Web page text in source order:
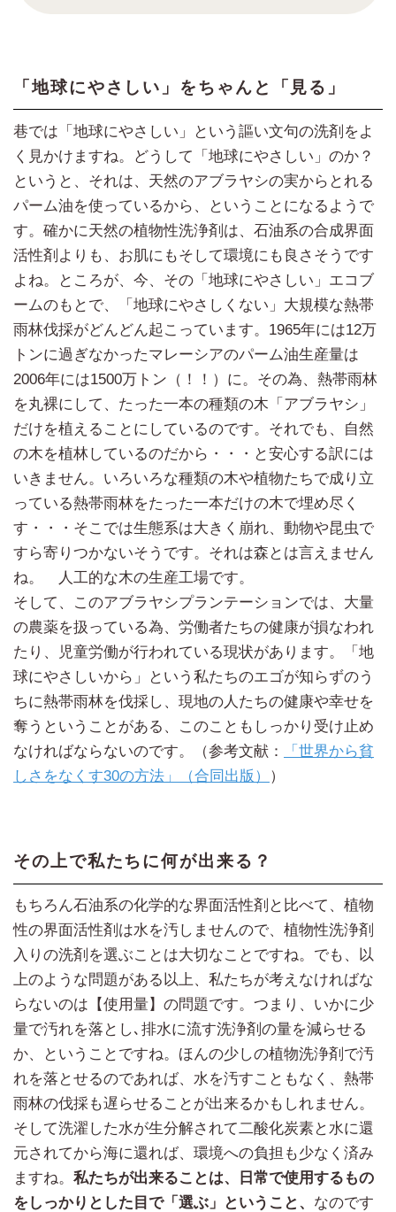
「地球にやさしい」をちゃんと「見る」
巷では「地球にやさしい」という謳い文句の洗剤をよ
く見かけますね。どうして「地球にやさしい」のか？
というと、それは、天然のアブラヤシの実からとれる
パーム油を使っているから、ということになるようで
す。確かに天然の植物性洗浄剤は、石油系の合成界面
活性剤よりも、お肌にもそして環境にも良さそうです
よね。ところが、今、その「地球にやさしい」エコブ
ームのもとで、「地球にやさしくない」大規模な熱帯
雨林伐採がどんどん起こっています。1965年には12万
トンに過ぎなかったマレーシアのパーム油生産量は
2006年には1500万トン（！！）に。その為、熱帯雨林
を丸裸にして、たった一本の種類の木「アブラヤシ」
だけを植えることにしているのです。それでも、自然
の木を植林しているのだから・・・と安心する訳には
いきません。いろいろな種類の木や植物たちで成り立
っている熱帯雨林をたった一本だけの木で埋め尽く
す・・・そこでは生態系は大きく崩れ、動物や昆虫で
すら寄りつかないそうです。それは森とは言えません
ね。 人工的な木の生産工場です。
そして、このアブラヤシプランテーションでは、大量
の農薬を扱っている為、労働者たちの健康が損なわれ
たり、児童労働が行われている現状があります。「地
球にやさしいから」という私たちのエゴが知らずのう
ちに熱帯雨林を伐採し、現地の人たちの健康や幸せを
奪うということがある、このこともしっかり受け止め
なければならないのです。（参考文献：
「世界から貧
しさをなくす30の方法」（合同出版）
）
その上で私たちに何が出来る？
もちろん石油系の化学的な界面活性剤と比べて、植物
性の界面活性剤は水を汚しませんので、植物性洗浄剤
入りの洗剤を選ぶことは大切なことですね。でも、以
上のような問題がある以上、私たちが考えなければな
らないのは【使用量】の問題です。つまり、いかに少
量で汚れを落とし､排水に流す洗浄剤の量を減らせる
か、ということですね。ほんの少しの植物洗浄剤で汚
れを落とせるのであれば、水を汚すこともなく、熱帯
雨林の伐採も遅らせることが出来るかもしれません。
そして洗濯した水が生分解されて二酸化炭素と水に還
元されてから海に還れば、環境への負担も少なく済み
ますね。 私たちが出来ることは、日常で使用するもの
をしっかりとした目で「選ぶ」ということ、 なのです